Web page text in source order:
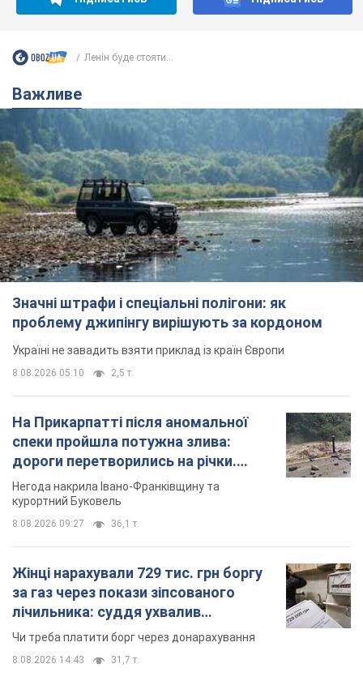
Ленін буде стояти...
Важливе
Значні штрафи і спеціальні полігони: як
проблему джипінгу вирішують за кордоном
Україні не завадить взяти приклад із країн Європи
8.08.2026 05:10 2,5 т.
На Прикарпатті після аномальної
спеки пройшла потужна злива:
дороги перетворились на річки.
Відео
Негода накрила Івано-Франківщину та
курортний Буковель
8.08.2026 09:27 36,1 т.
Жінці нарахували 729 тис. грн боргу
за газ через покази зіпсованого
лічильника: суддя ухвалив
неочікуване рішення
Чи треба платити борг через донарахування
8.08.2026 14:43 31,7 т.